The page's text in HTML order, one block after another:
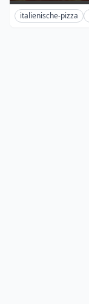
italienische-pizza